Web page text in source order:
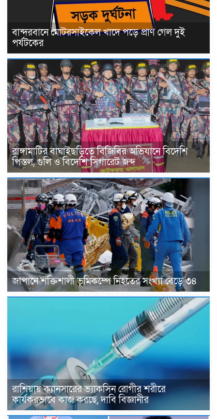
বান্দরবানে মোটরসাইকেল খাদে পড়ে প্রাণ গেল দুই
পর্যটকের
রাঙ্গামাটির বাঘাইছড়িতে বিজিবির অভিযানে বিদেশি
পিস্তল, গুলি ও বিদেশি সিগারেট জব্দ
জাপানে শক্তিশালী ভূমিকম্পে নিহতের সংখ্যা বেড়ে ৩৪
রাশিয়ায় ক্যানসারের ভ্যাকসিন রোগীর শরীরে
কার্যকরভাবে কাজ করছে, দাবি বিজ্ঞানীর